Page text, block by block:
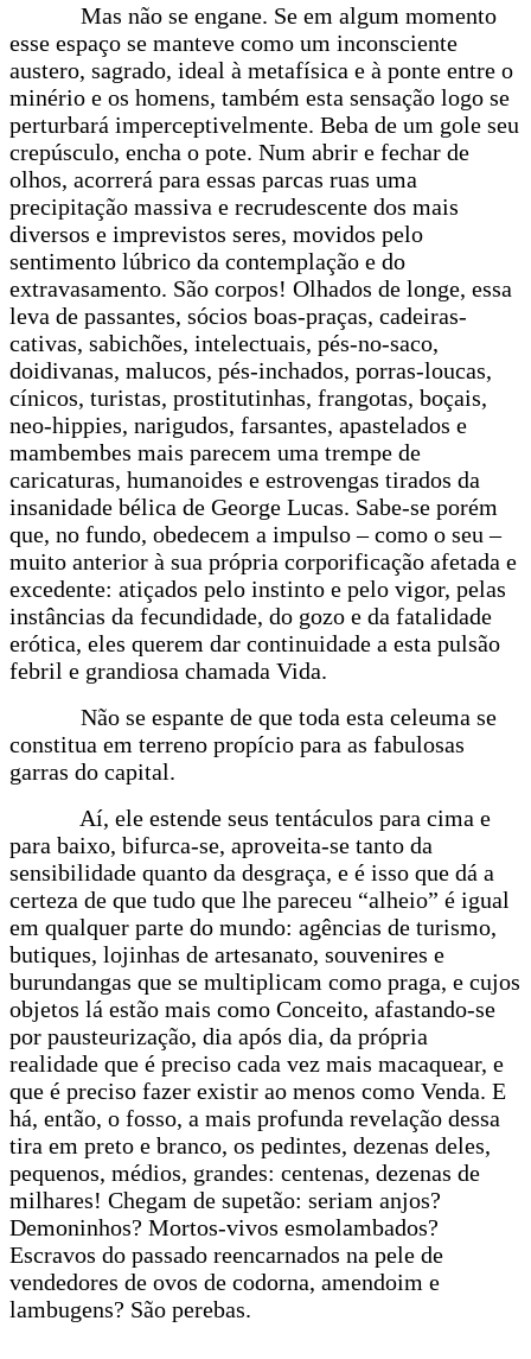
Mas não se engane. Se em algum momento
esse espaço se manteve como um inconsciente
austero, sagrado, ideal à metafísica e à ponte entre o
minério e os homens, também esta sensação logo se
perturbará imperceptivelmente. Beba de um gole seu
crepúsculo, encha o pote. Num abrir e fechar de
olhos, acorrerá para essas parcas ruas uma
precipitação massiva e recrudescente dos mais
diversos e imprevistos seres, movidos pelo
sentimento lúbrico da contemplação e do
extravasamento. São corpos! Olhados de longe, essa
leva de passantes, sócios boas-praças, cadeiras-
cativas, sabichões, intelectuais, pés-no-saco,
doidivanas, malucos, pés-inchados, porras-loucas,
cínicos, turistas, prostitutinhas, frangotas, boçais,
neo-hippies, narigudos, farsantes, apastelados e
mambembes mais parecem uma trempe de
caricaturas, humanoides e estrovengas tirados da
insanidade bélica de George Lucas. Sabe-se porém
que, no fundo, obedecem a impulso – como o seu –
muito anterior à sua própria corporificação afetada e
excedente: atiçados pelo instinto e pelo vigor, pelas
instâncias da fecundidade, do gozo e da fatalidade
erótica, eles querem dar continuidade a esta pulsão
febril e grandiosa chamada Vida.
Não se espante de que toda esta celeuma se
constitua em terreno propício para as fabulosas
garras do capital.
Aí, ele estende seus tentáculos para cima e
para baixo, bifurca-se, aproveita-se tanto da
sensibilidade quanto da desgraça, e é isso que dá a
certeza de que tudo que lhe pareceu “alheio” é igual
em qualquer parte do mundo: agências de turismo,
butiques, lojinhas de artesanato, souvenires e
burundangas que se multiplicam como praga, e cujos
objetos lá estão mais como Conceito, afastando-se
por pausteurização, dia após dia, da própria
realidade que é preciso cada vez mais macaquear, e
que é preciso fazer existir ao menos como Venda. E
há, então, o fosso, a mais profunda revelação dessa
tira em preto e branco, os pedintes, dezenas deles,
pequenos, médios, grandes: centenas, dezenas de
milhares! Chegam de supetão: seriam anjos?
Demoninhos? Mortos-vivos esmolambados?
Escravos do passado reencarnados na pele de
vendedores de ovos de codorna, amendoim e
lambugens? São perebas.